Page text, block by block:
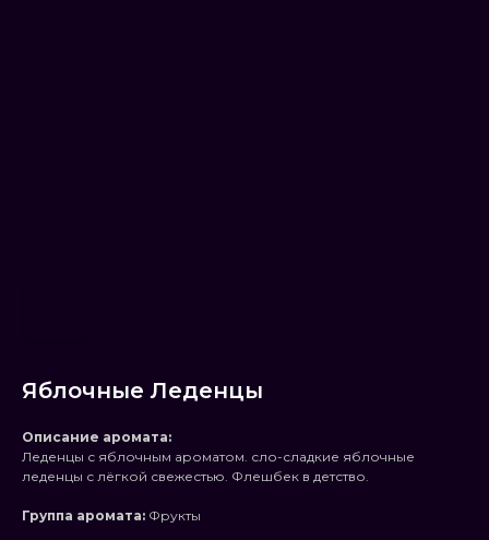
Яблочные Леденцы
Описание аромата:
Леденцы с яблочным ароматом. сло-сладкие яблочные
леденцы с лёгкой свежестью. Флешбек в детство.
Группа аромата: Фрукты